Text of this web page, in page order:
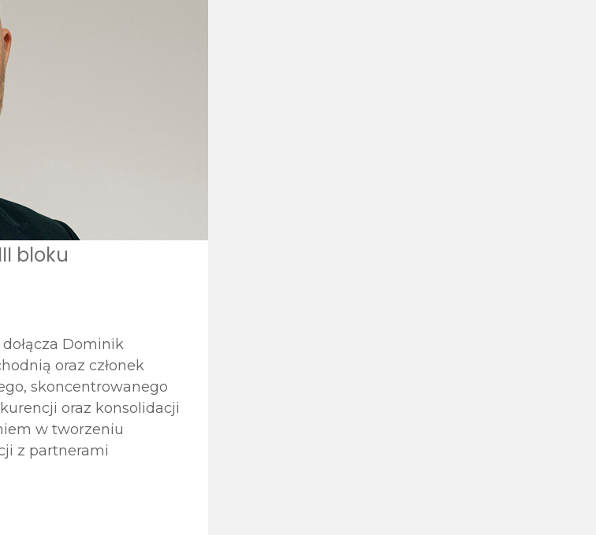
bloku
Dominik
oraz członek
skoncentrowanego
oraz konsolidacji
w tworzeniu
z partnerami